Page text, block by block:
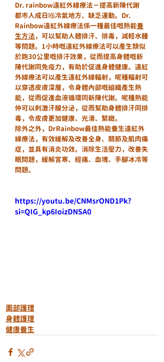
Dr. rainbow遠紅外線療法－提高新陳代謝
都市人成日喺冷氣地方、缺乏運動。Dr.
Rainbow遠紅外線療法係一種最佳嘅熱能養
生方法，可以幫助人體排汗、排毒，減輕水腫
等問題。1小時嘅遠紅外線療法可以產生類似
於跑30公里嘅排汗效果，從而提高身體嘅新
陳代謝同免疫力，有助於促進身體健康。遠紅
外線療法可以產生遠紅外線輻射，呢種輻射可
以穿透皮膚深層，令身體內部嘅組織產生熱
能，從而促進血液循環同新陳代謝。呢種熱能
仲可以刺激汗腺分泌，從而幫助身體排汗同排
毒，令皮膚更加健康、光滑、緊緻。
除外之外，DrRainbow最佳熱能養生遠紅外
線療法，有效緩解及改善全身、關節及肌肉痛
症，並具有消炎功效。消除生活壓力，改善失
眠問題，緩解宮寒、經痛、血塊、手腳冰冷等
問題。
https://youtu.be/CNMsrOND1Pk?
si=QIG_kp6IoizDNSA0
面部護理
身體護理
健康養生